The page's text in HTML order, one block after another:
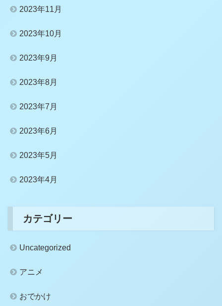
2023年11月
2023年10月
2023年9月
2023年8月
2023年7月
2023年6月
2023年5月
2023年4月
カテゴリー
Uncategorized
アニメ
おでかけ